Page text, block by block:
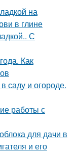
на
в глине
С
Как
саду и огороде.
работы с
для дачи в
и его